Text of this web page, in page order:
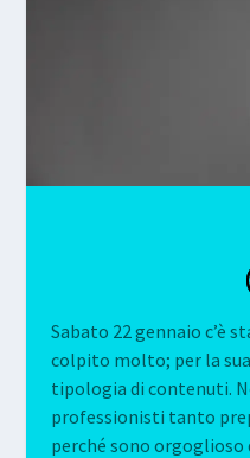
Sabato 22 gennaio c’è
colpito molto; per la
tipologia di contenuti.
professionisti tanto
perché sono orgoglioso